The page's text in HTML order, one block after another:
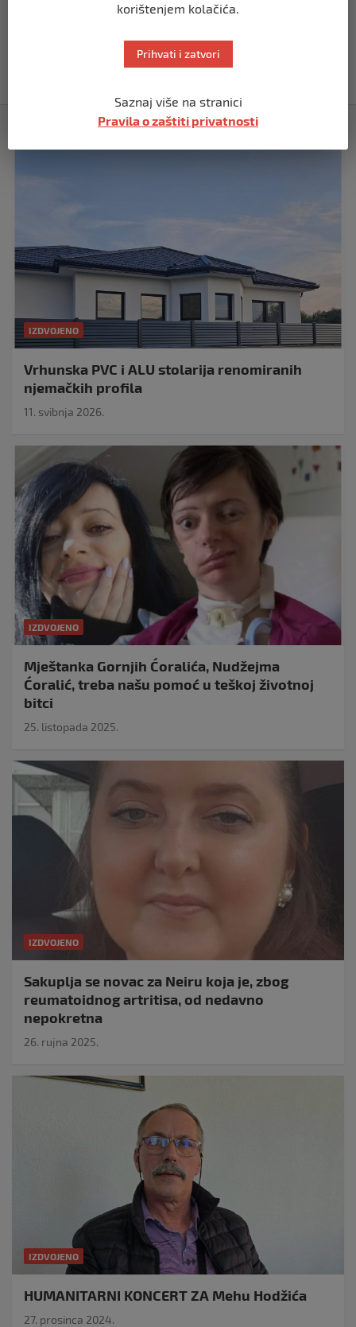
ozbiljna nakon izraelskog napada na
IZDVOJENO
Vrhunska PVC i ALU stolarija renomiranih
njemačkih profila
11. svibnja 2026.
IZDVOJENO
Mještanka Gornjih Ćoralića, Nudžejma
Ćoralić, treba našu pomoć u teškoj životnoj
bitci
25. listopada 2025.
IZDVOJENO
Sakuplja se novac za Neiru koja je, zbog
reumatoidnog artritisa, od nedavno
nepokretna
26. rujna 2025.
IZDVOJENO
HUMANITARNI KONCERT ZA Mehu Hodžića
27. prosinca 2024.
korištenjem kolačića.
Prihvati i zatvori
Saznaj više na stranici
Pravila o zaštiti privatnosti